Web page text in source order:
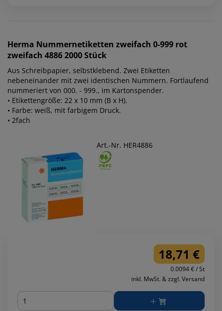
Herma Nummernetiketten zweifach 0-999 rot
zweifach 4886 2000 Stück
Aus Schreibpapier, selbstklebend. Zwei Etiketten
nebeneinander mit zwei identischen Nummern. Fortlaufend
nummeriert von 000. - 999., im Kartonspender.
• Etikettengröße: 22 x 10 mm (B x H).
• Farbe: weiß, mit farbigem Druck.
• 2fach
Art.-Nr. HER4886
18,71 €
0.0094 € / St
inkl. MwSt. & zzgl. Versand
Menge